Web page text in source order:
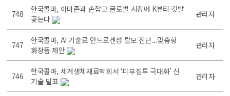
748
한국콜마, 아마존과 손잡고 글로벌 시장에 K뷰티 깃발
꽂는다
관리자
747
한국콜마, AI 기술로 안드로겐성 탈모 진단...맞춤형
화장품 제안
관리자
746
한국콜마, 세계생체재료학회서 ‘피부침투 극대화’ 신
기술 발표
관리자